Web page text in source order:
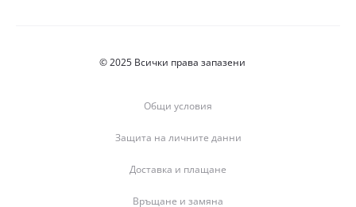
© 2025 Всички права запазени
Общи условия
Защита на личните данни
Доставка и плащане
Връщане и замяна